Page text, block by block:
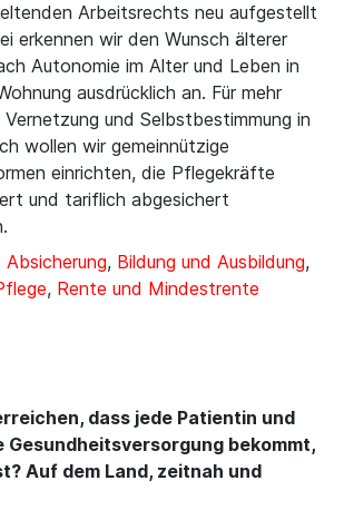
Arbeitsrechts neu aufgestellt
erkennen wir den Wunsch älterer
Autonomie im Alter und Leben in
ausdrücklich an. Für mehr
Vernetzung und Selbstbestimmung in
wollen wir gemeinnützige
einrichten, die Pflegekräfte
und tariflich abgesichert
Absicherung, Bildung und Ausbildung,
, Rente und Mindestrente
dass jede Patientin und
Gesundheitsversorgung bekommt,
Auf dem Land, zeitnah und